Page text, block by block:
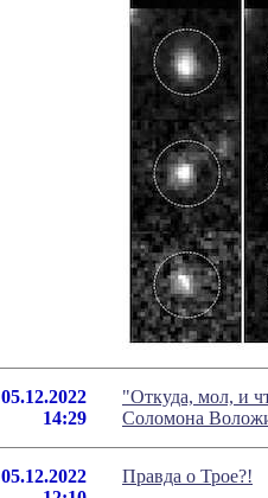
05.12.2022
14:29
"Откуда, мол, и
Соломона
05.12.2022
Правда о Трое?!